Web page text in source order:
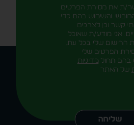
ת את מסירת הפרטים
והשימוש בהם כדי
קשר וכן לצרכים
אני מודע/ת שאוכל
הרישום שלי בכל עת,
הפרטים שלי
בהם תחול מדיניות
של האתר
שליחה